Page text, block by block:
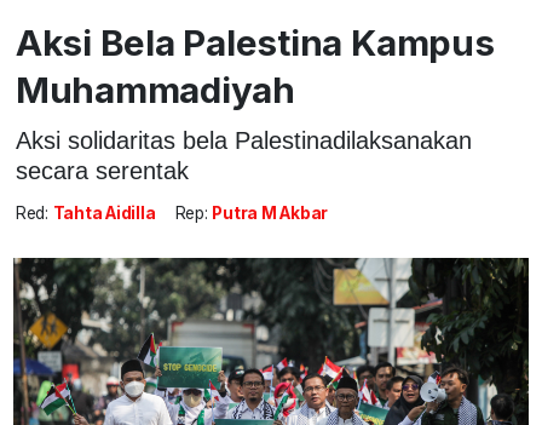
Aksi Bela Palestina Kampus
Muhammadiyah
Aksi solidaritas bela Palestinadilaksanakan
secara serentak
Red: Tahta Aidilla Rep: Putra M Akbar